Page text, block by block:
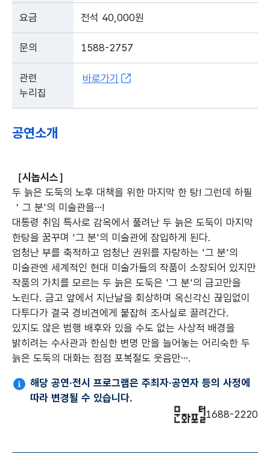
요금 전석 40,000원
문의 1588-2757
관련
누리집
바로가기
공연소개
［시놉시스］
두 늙은 도둑의 노후 대책을 위한 마지막 한 탕! 그런데 하필
＇그 분'의 미술관을…!
대통령 취임 특사로 감옥에서 풀려난 두 늙은 도둑이 마지막
한탕을 꿈꾸며 '그 분'의 미술관에 잠입하게 된다.
엄청난 부를 축적하고 엄청난 권위를 자랑하는 '그 분'의
미술관엔 세계적인 현대 미술가들의 작품이 소장되어 있지만
작품의 가치를 모르는 두 늙은 도둑은 '그 분'의 금고만을
노린다. 금고 앞에서 지난날을 회상하며 옥신각신 끊임없이
다투다가 결국 경비견에게 붙잡혀 조사실로 끌려간다.
있지도 않은 범행 배후와 있을 수도 없는 사상적 배경을
밝히려는 수사관과 한심한 변명 만을 늘어놓는 어리숙한 두
늙은 도둑의 대화는 점점 포복절도 웃음만….
해당 공연·전시 프로그램은 주최자·공연자 등의 사정에
따라 변경될 수 있습니다.
1688-2220